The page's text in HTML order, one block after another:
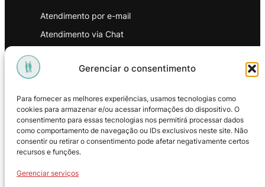
Gerenciar o consentimento
Para fornecer as melhores experiências, usamos tecnologias como
cookies para armazenar e/ou acessar informações do dispositivo. O
consentimento para essas tecnologias nos permitirá processar dados
como comportamento de navegação ou IDs exclusivos neste site. Não
consentir ou retirar o consentimento pode afetar negativamente certos
recursos e funções.
Gerenciar serviços
Atendimento por e-mail
Atendimento via Chat
Política de Privacidade
Política de Troca e Devoluções
Política de Reembolso